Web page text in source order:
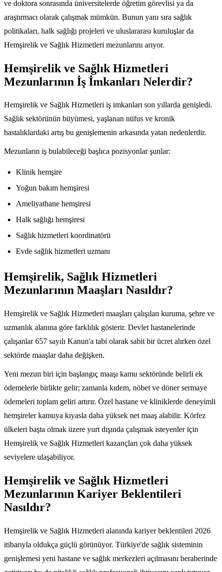
ve doktora sonrasında üniversitelerde öğretim görevlisi ya da
araştırmacı olarak çalışmak mümkün. Bunun yanı sıra sağlık
politikaları, halk sağlığı projeleri ve uluslararası kuruluşlar da
Hemşirelik ve Sağlık Hizmetleri mezunlarını arıyor.
Hemşirelik ve Sağlık Hizmetleri
Mezunlarının İş İmkanları Nelerdir?
Hemşirelik ve Sağlık Hizmetleri iş imkanları son yıllarda genişledi.
Sağlık sektörünün büyümesi, yaşlanan nüfus ve kronik
hastalıklardaki artış bu genişlemenin arkasında yatan nedenlerdir.
Mezunların iş bulabileceği başlıca pozisyonlar şunlar:
Klinik hemşire
Yoğun bakım hemşiresi
Ameliyathane hemşiresi
Halk sağlığı hemşiresi
Sağlık hizmetleri koordinatörü
Evde sağlık hizmetleri uzmanı
Hemşirelik, Sağlık Hizmetleri
Mezunlarının Maaşları Nasıldır?
Hemşirelik ve Sağlık Hizmetleri maaşları çalışılan kuruma, şehre ve
uzmanlık alanına göre farklılık gösterir. Devlet hastanelerinde
çalışanlar 657 sayılı Kanun'a tabi olarak sabit bir ücret alırken özel
sektörde maaşlar daha değişken.
Yeni mezun biri için başlangıç maaşı kamu sektöründe belirli ek
ödemelerle birlikte gelir; zamanla kıdem, nöbet ve döner sermaye
ödemeleri toplam geliri artırır. Özel hastane ve kliniklerde deneyimli
hemşireler kamuya kıyasla daha yüksek net maaş alabilir. Körfez
ülkeleri başta olmak üzere yurt dışında çalışmak isteyenler için
Hemşirelik ve Sağlık Hizmetleri kazançları çok daha yüksek
seviyelere ulaşabiliyor.
Hemşirelik ve Sağlık Hizmetleri
Mezunlarının Kariyer Beklentileri
Nasıldır?
Hemşirelik ve Sağlık Hizmetleri alanında kariyer beklentileri 2026
itibarıyla oldukça güçlü görünüyor. Türkiye'de sağlık sisteminin
genişlemesi yeni hastane ve sağlık merkezleri açılmasını beraberinde